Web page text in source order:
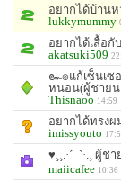
อยากได้บ้านห
lukkymummy
อยากได้เสื้อกั
akatsuki509
๛๏แก้เซ็นเซ
หนอน(ผู้ชายน
Thisnaoo 14:59
อยากได้ทรง
imissyouto
♥¸¸.·´¯`·.¸ ผู้ช
maiicafee 10:36